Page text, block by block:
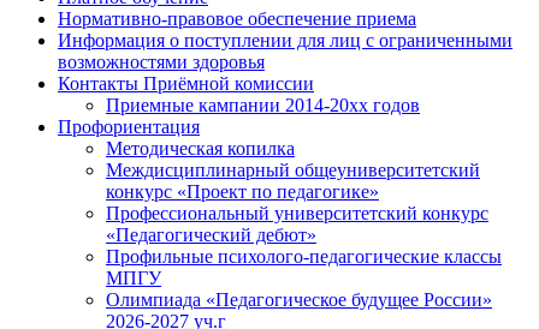
Нормативно-правовое обеспечение приема
Информация о поступлении для лиц с ограниченными
возможностями здоровья
Контакты Приёмной комиссии
Приемные кампании 2014-20xx годов
Профориентация
Методическая копилка
Междисциплинарный общеуниверситетский
конкурс «Проект по педагогике»
Профессиональный университетский конкурс
«Педагогический дебют»
Профильные психолого-педагогические классы
МПГУ
Олимпиада «Педагогическое будущее России»
2026-2027 уч.г